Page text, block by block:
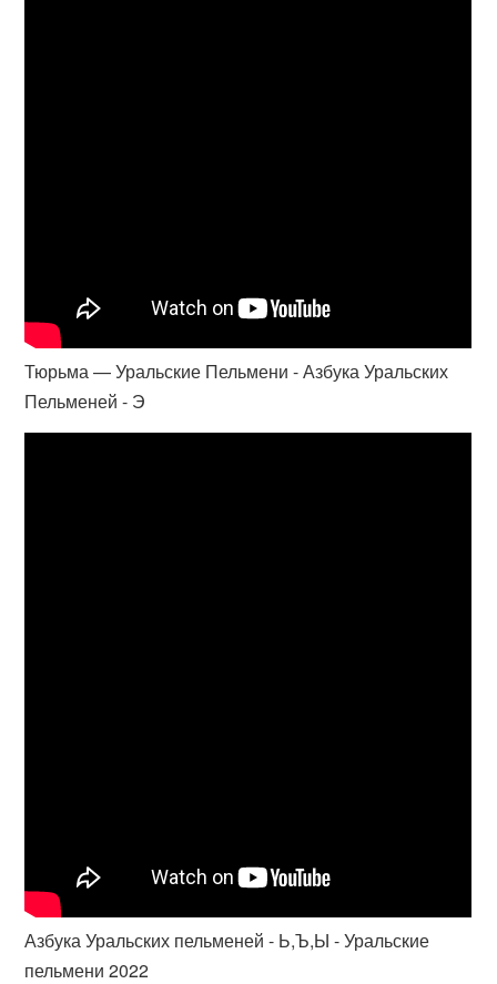
Тюрьма — Уральские Пельмени - Азбука Уральских
Пельменей - Э
Азбука Уральских пельменей - Ь,Ъ,Ы - Уральские
пельмени 2022